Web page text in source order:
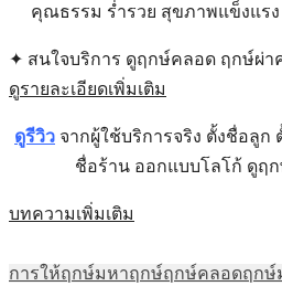
คุณธรรม ร่ำรวย สุขภาพแข็งแรง
✦ สนใจบริการ ดูฤกษ์คลอด ฤกษ์ผ่า
ดูรายละเอียดเพิ่มเติม
ดูรีวิว จากผู้ใช้บริการจริง ตั้งชื่อลู
ชื่อร้าน ออกแบบโลโก้ ดูฤ
บทความเพิ่มเติม
การให้ฤกษ์มหาฤกษ์ฤกษ์คลอดฤกษ์